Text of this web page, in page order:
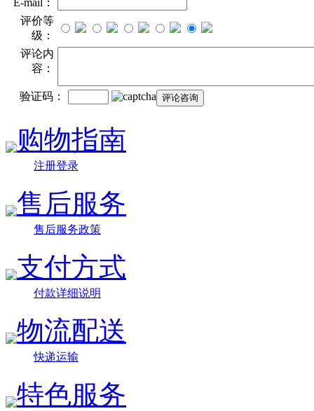
E-mail：
评价等
级：
评论内
容：
验证码：
购物指南
注册登录
售后服务
售后服务政策
支付方式
付款详细说明
物流配送
快递运输
特色服务